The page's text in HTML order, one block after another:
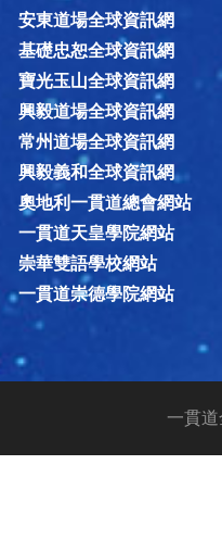
安東道場全球資訊網
基礎忠恕全球資訊網
寶光玉山全球資訊網
興毅道場全球資訊網
常州道場全球資訊網
興毅義和全球資訊網
奧地利一貫道總會網站
一貫道天皇學院網站
崇華雙語學校網站
一貫道崇德學院網站
一貫